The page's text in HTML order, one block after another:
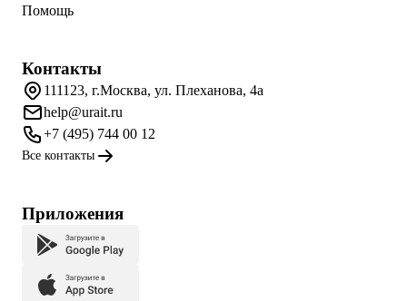
Помощь
Контакты
111123, г.Москва, ул. Плеханова, 4а
help@urait.ru
+7 (495) 744 00 12
Все контакты
Приложения